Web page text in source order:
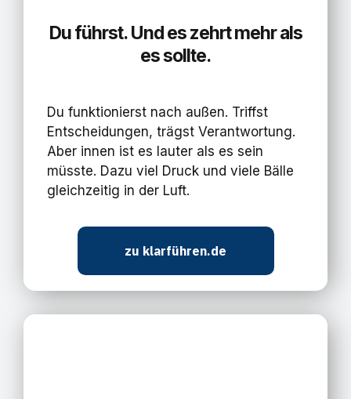
Du führst. Und es zehrt mehr als
es sollte.
Du funktionierst nach außen. Triffst
Entscheidungen, trägst Verantwortung.
Aber innen ist es lauter als es sein
müsste. Dazu viel Druck und viele Bälle
gleichzeitig in der Luft.
zu klarführen.de